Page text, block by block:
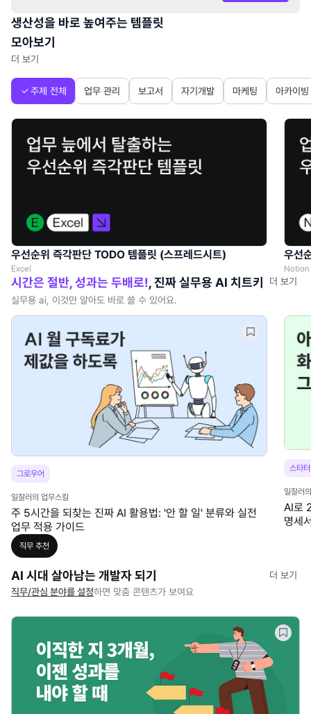
생산성을 바로 높여주는 템플릿
모아보기
더 보기
주제 전체 업무 관리 보고서 자기개발 마케팅 아카이빙
우선순위 즉각판단 TODO 템플릿 (스프레드시트)
Excel
우선
Notion
시간은 절반, 성과는 두배로!, 진짜 실무용 AI 치트키
더 보기
실무용 ai, 이것만 알아도 바로 쓸 수 있어요.
그로우어
일잘러의 업무스킬
주 5시간을 되찾는 진짜 AI 활용법: '안 할 일' 분류와 실전
업무 적용 가이드
스타터
일잘러
AI로
명세
직무 추천
AI 시대 살아남는 개발자 되기
더 보기
직무/관심 분야를 설정하면 맞춤 콘텐츠가 보여요